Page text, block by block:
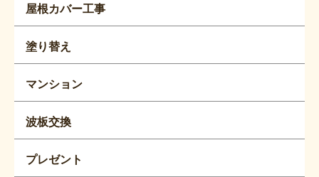
屋根カバー工事
塗り替え
マンション
波板交換
プレゼント